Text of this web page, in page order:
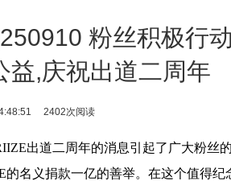
粉丝积极行
益,庆祝出道二周年
2402次阅读
出道二周年的消息引起了广大粉丝
的名义捐款一亿的善举。在这个值得